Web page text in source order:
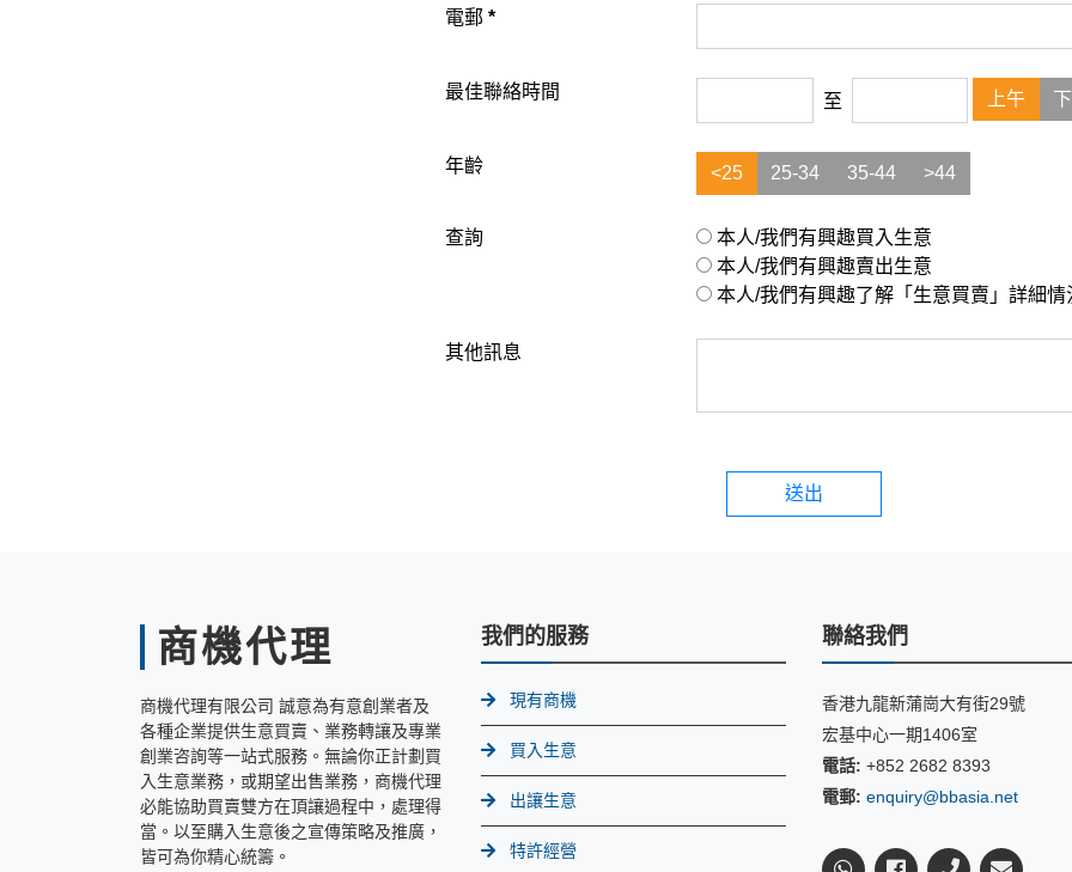
電郵 *
最佳聯絡時間 至 上午
年齡 <25 25-34 35-44 >44
查詢
本人/我們有興趣買入生意
本人/我們有興趣賣出生意
本人/我們有興趣了解「生意買賣」詳細情
其他訊息
送出
商機代理
商機代理有限公司 誠意為有意創業者及
各種企業提供生意買賣、業務轉讓及專業
創業咨詢等一站式服務。無論你正計劃買
入生意業務，或期望出售業務，商機代理
必能協助買賣雙方在頂讓過程中，處理得
當。以至購入生意後之宣傳策略及推廣，
皆可為你精心統籌。
我們的服務
現有商機
買入生意
出讓生意
特許經營
聯絡我們
香港九龍新蒲崗大有街29號
宏基中心一期1406室
電話: +852 2682 8393
電郵: enquiry@bbasia.net